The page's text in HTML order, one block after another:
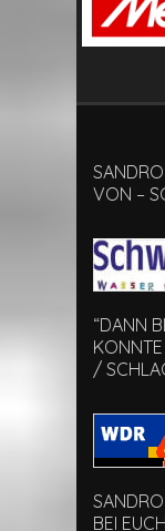
VON –
“DANN
/
BEI